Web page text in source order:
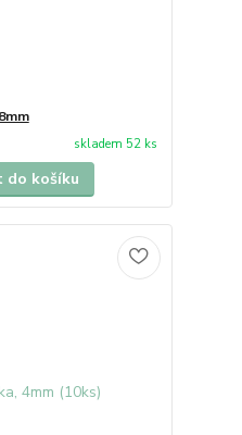
skladem 52 ks
do košíku